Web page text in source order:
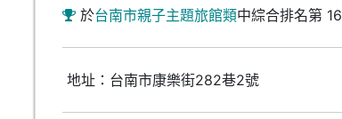
於台南市親子主題旅館類中綜合排名第 16
地址：台南市康樂街282巷2號